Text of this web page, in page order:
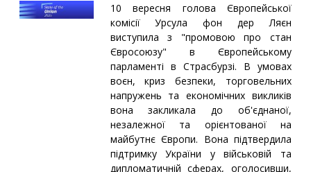
10 вересня голова Європейської
комісії Урсула фон дер Ляєн
виступила з "промовою про стан
Євросоюзу" в Європейському
парламенті в Страсбурзі. В умовах
воєн, криз безпеки, торговельних
напружень та економічних викликів
вона закликала до об'єднаної,
незалежної та орієнтованої на
майбутнє Європи. Вона підтвердила
підтримку України у військовій та
дипломатичній сферах, оголосивши,